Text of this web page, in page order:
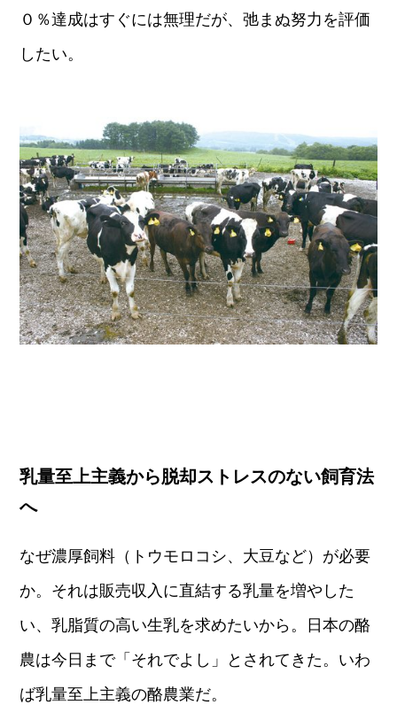
０％達成はすぐには無理だが、弛まぬ努力を評価
したい。
乳量至上主義から脱却ストレスのない飼育法
へ
なぜ濃厚飼料（トウモロコシ、大豆など）が必要
か。それは販売収入に直結する乳量を増やした
い、乳脂質の高い生乳を求めたいから。日本の酪
農は今日まで「それでよし」とされてきた。いわ
ば乳量至上主義の酪農業だ。